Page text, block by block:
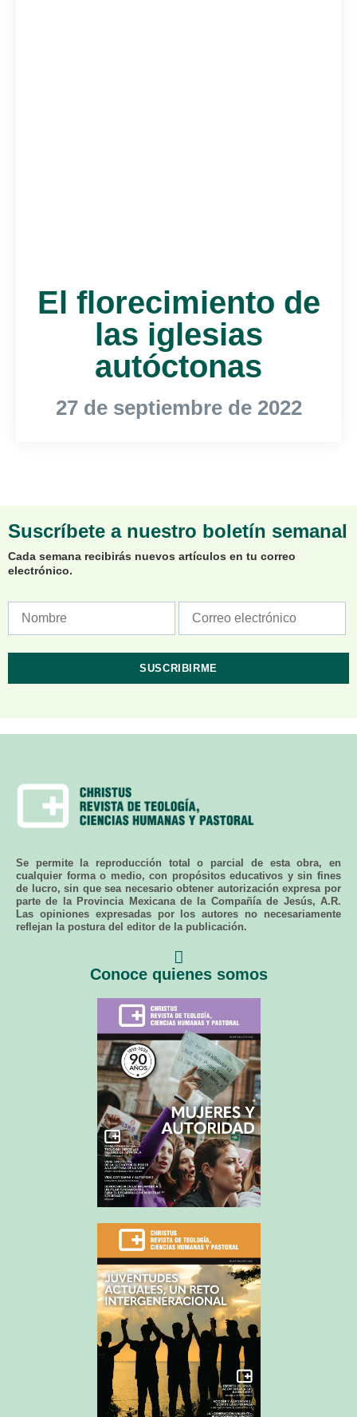
El florecimiento de
las iglesias
autóctonas
27 de septiembre de 2022
Suscríbete a nuestro boletín semanal
Cada semana recibirás nuevos artículos en tu correo
electrónico.
Se permite la reproducción total o parcial de esta obra, en
cualquier forma o medio, con propósitos educativos y sin fines
de lucro, sin que sea necesario obtener autorización expresa por
parte de la Provincia Mexicana de la Compañía de Jesús, A.R.
Las opiniones expresadas por los autores no necesariamente
reflejan la postura del editor de la publicación.
Conoce quienes somos